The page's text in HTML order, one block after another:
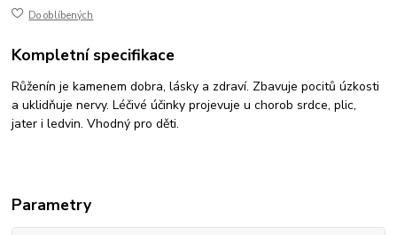
Do oblíbených
Kompletní specifikace
Růženín je kamenem dobra, lásky a zdraví. Zbavuje pocitů úzkosti
a uklidňuje nervy. Léčivé účinky projevuje u chorob srdce, plic,
jater i ledvin. Vhodný pro děti.
Parametry